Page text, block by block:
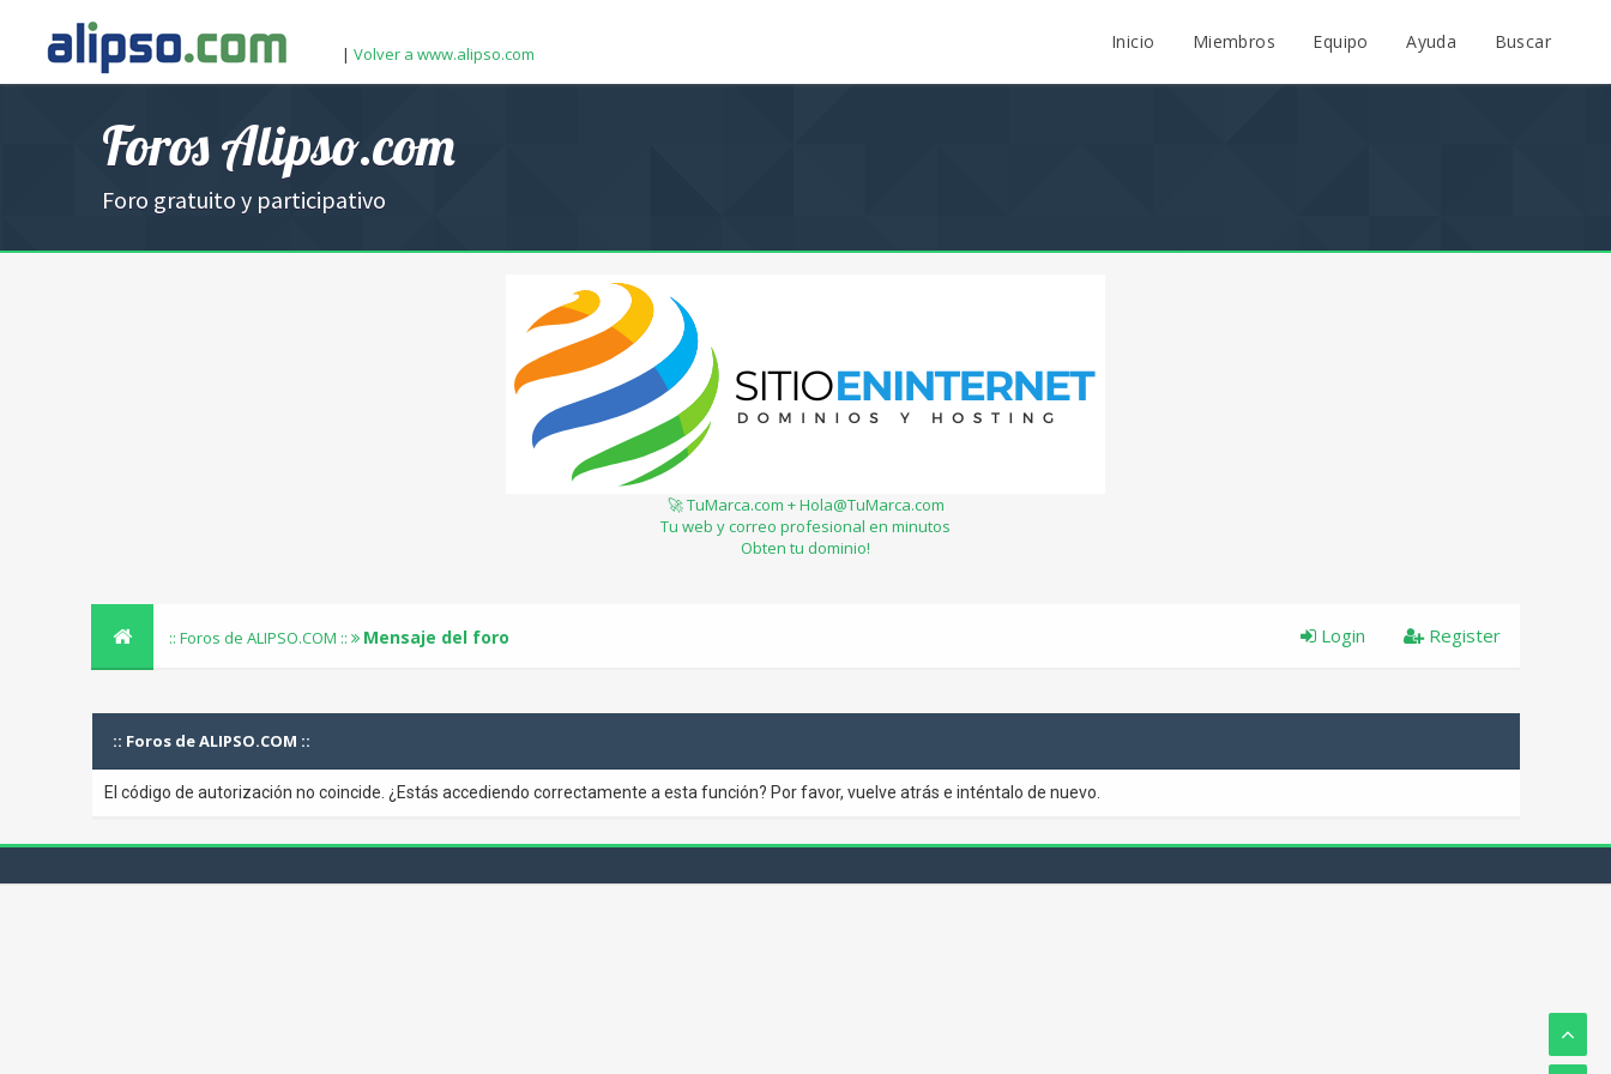
| Volver a www.alipso.com
Inicio Miembros Equipo Ayuda Buscar
Foros Alipso.com
Foro gratuito y participativo
🚀 TuMarca.com + Hola@TuMarca.com
Tu web y correo profesional en minutos
Obten tu dominio!
:: Foros de ALIPSO.COM :: Mensaje del foro Register
Login
:: Foros de ALIPSO.COM ::
El código de autorización no coincide. ¿Estás accediendo correctamente a esta función? Por favor, vuelve atrás e inténtalo de nuevo.